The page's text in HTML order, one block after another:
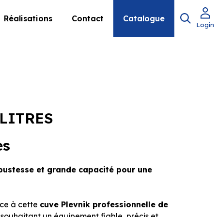
Réalisations Contact Catalogue
Login
et grande capacité pour une
à cette cuve Plevnik professionnelle de